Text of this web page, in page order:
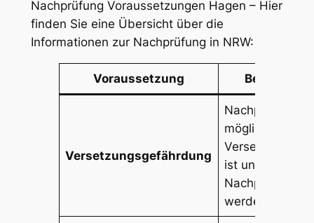
Nachprüfung Voraussetzungen Hagen – Hier
finden Sie eine Übersicht über die
Informationen zur Nachprüfung in NRW:
Voraussetzung
Versetzungsgefährdung
Nachprüfung
möglich, wenn
Versetzung
ist und durch
Nachprüfung
werden kann.